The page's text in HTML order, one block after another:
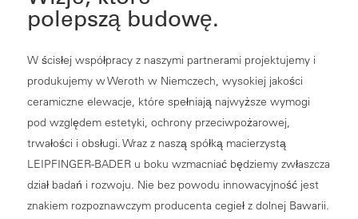
polepszą budowę.
W ścisłej współpracy z naszymi partnerami projektujemy i
produkujemy w Weroth w Niemczech, wysokiej jakości
ceramiczne elewacje, które spełniają najwyższe wymogi
pod względem estetyki, ochrony przeciwpożarowej,
trwałości i obsługi. Wraz z naszą spółką macierzystą
LEIPFINGER-BADER u boku wzmacniać będziemy zwłaszcza
dział badań i rozwoju. Nie bez powodu innowacyjność jest
znakiem rozpoznawczym producenta cegieł z dolnej Bawarii.